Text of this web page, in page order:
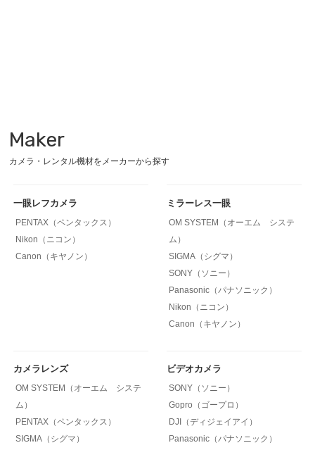
Maker
カメラ・レンタル機材をメーカーから探す
一眼レフカメラ
PENTAX（ペンタックス）
Nikon（ニコン）
Canon（キヤノン）
ミラーレス一眼
OM SYSTEM（オーエム システ
ム）
SIGMA（シグマ）
SONY（ソニー）
Panasonic（パナソニック）
Nikon（ニコン）
Canon（キヤノン）
カメラレンズ
OM SYSTEM（オーエム システ
ム）
PENTAX（ペンタックス）
SIGMA（シグマ）
ビデオカメラ
SONY（ソニー）
Gopro（ゴープロ）
DJI（ディジェイアイ）
Panasonic（パナソニック）